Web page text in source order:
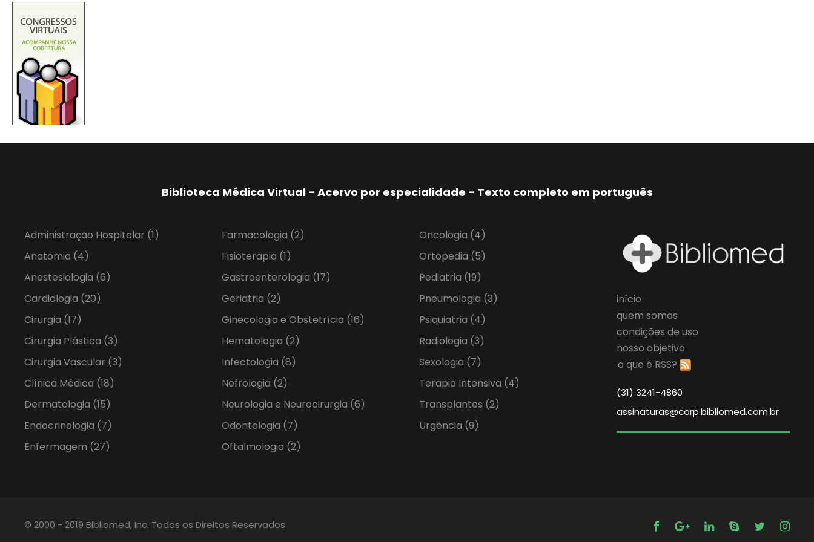
Biblioteca Médica Virtual - Acervo por especialidade - Texto completo em português
Administração Hospitalar (1)
Anatomia (4)
Anestesiologia (6)
Cardiologia (20)
Cirurgia (17)
Cirurgia Plástica (3)
Cirurgia Vascular (3)
Clínica Médica (18)
Dermatologia (15)
Endocrinologia (7)
Enfermagem (27)
Farmacologia (2)
Fisioterapia (1)
Gastroenterologia (17)
Geriatria (2)
Ginecologia e Obstetrícia (16)
Hematologia (2)
Infectologia (8)
Nefrologia (2)
Neurologia e Neurocirurgia (6)
Odontologia (7)
Oftalmologia (2)
Oncologia (4)
Ortopedia (5)
Pediatria (19)
Pneumologia (3)
Psiquiatria (4)
Radiologia (3)
Sexologia (7)
Terapia Intensiva (4)
Transplantes (2)
Urgência (9)
início
quem somos
condições de uso
nosso objetivo
o que é RSS?
(31) 3241-4860
assinaturas@corp.bibliomed.com.br
© 2000 - 2019 Bibliomed, Inc. Todos os Direitos Reservados